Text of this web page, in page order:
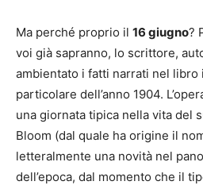
Ma perché proprio il 16 giugno?
voi già sapranno, lo scrittore,
ambientato i fatti narrati nel libro
particolare dell’anno 1904.
una giornata tipica nella vita del
Bloom (dal quale ha origine il
letteralmente una novità nel
dell’epoca, dal momento che il